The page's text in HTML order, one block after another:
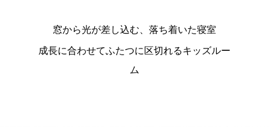
窓から光が差し込む、落ち着いた寝室
成長に合わせてふたつに区切れるキッズルー
ム